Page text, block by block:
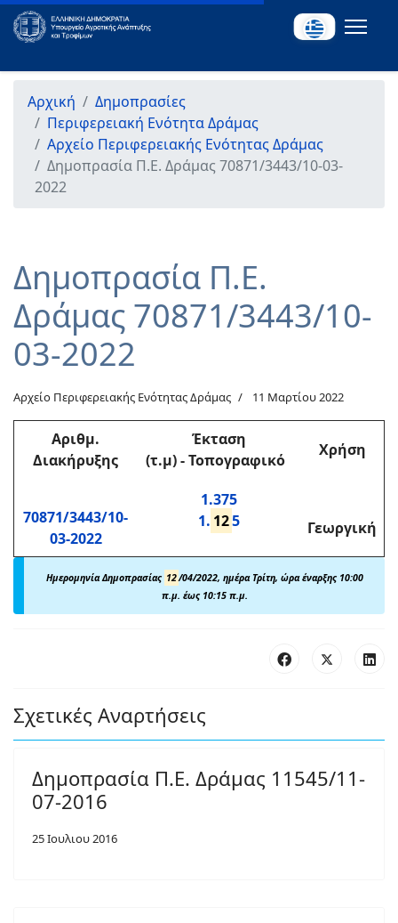
Αρχική
Δημοπρασίες
Περιφερειακή Ενότητα Δράμας
Αρχείο Περιφερειακής Ενότητας Δράμας
Δημοπρασία Π.Ε. Δράμας 70871/3443/10-03-
2022
Δημοπρασία Π.Ε.
Δράμας 70871/3443/10-
03-2022
Αρχείο Περιφερειακής Ενότητας Δράμας 11 Μαρτίου 2022
Αριθμ.
Διακήρυξης
Έκταση
(τ.μ)-Τοπογραφικό
Χρήση
70871/3443/10-
03-2022
1.375
1. 125 Γεωργική
Ημερομηνία Δημοπρασίας 12/04/2022, ημέρα Τρίτη, ώρα έναρξης 10:00
π.μ. έως 10:15 π.μ.
Σχετικές Αναρτήσεις
Δημοπρασία Π.Ε. Δράμας 11545/11-
07-2016
25 Ιουλιου 2016